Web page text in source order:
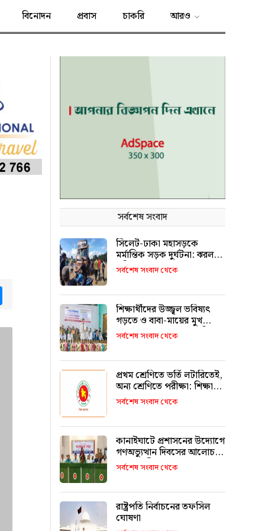
বিনোদন প্রবাস চাকরি আরও
সর্বশেষ সংবাদ
সিলেট-ঢাকা মহাসড়কে
মর্মান্তিক সড়ক দুর্ঘটনা: ঝরল
৮টি প্রাণ
সর্বশেষ সংবাদ থেকে
শিক্ষার্থীদের উজ্জ্বল ভবিষ্যৎ
গড়তে ও বাবা-মায়ের মুখ
উজ্জ্বল করতে কার্যকর ভূমিকা
রাখবে : কয়েস লোদী
সর্বশেষ সংবাদ থেকে
প্রথম শ্রেণিতে ভর্তি লটারিতেই,
অন্য শ্রেণিতে পরীক্ষা: শিক্ষা
মন্ত্রণালয়
সর্বশেষ সংবাদ থেকে
কানাইঘাটে প্রশাসনের উদ্যোগে
গণঅভ্যুত্থান দিবসের আলোচনা
সভা অনুষ্ঠিত
সর্বশেষ সংবাদ থেকে
রাষ্ট্রপতি নির্বাচনের তফসিল
ঘোষণা